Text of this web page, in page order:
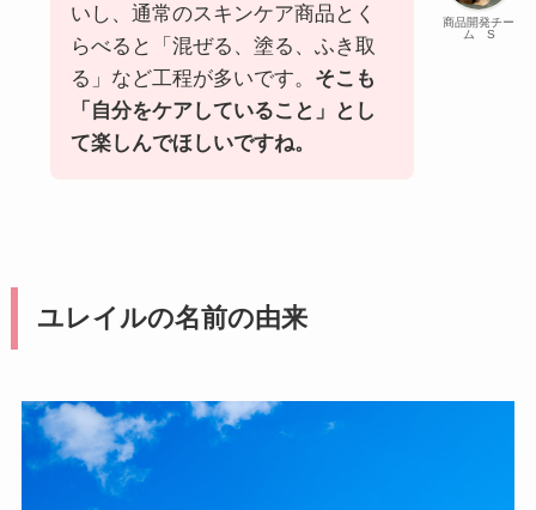
商品開発チー
ム S
いし、通常のスキンケア商品とく
らべると「混ぜる、塗る、ふき取
る」など工程が多いです。 そこも
「自分をケアしていること」とし
て楽しんでほしいですね。
ユレイルの名前の由来